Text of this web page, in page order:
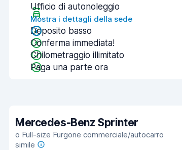
Ufficio di autonoleggio
Mostra i dettagli della sede
Deposito basso
Conferma immediata!
Chilometraggio illimitato
Paga una parte ora
Mercedes-Benz Sprinter
o Full-size Furgone commerciale/autocarro
simile